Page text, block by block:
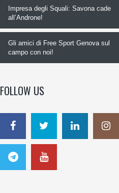
Impresa degli Squali: Savona cade
all’Androne!
Gli amici di Free Sport Genova sul
campo con noi!
FOLLOW US